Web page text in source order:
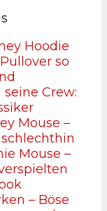
Hoodie
so
Crew:
Mouse –
Mouse –
– Böse